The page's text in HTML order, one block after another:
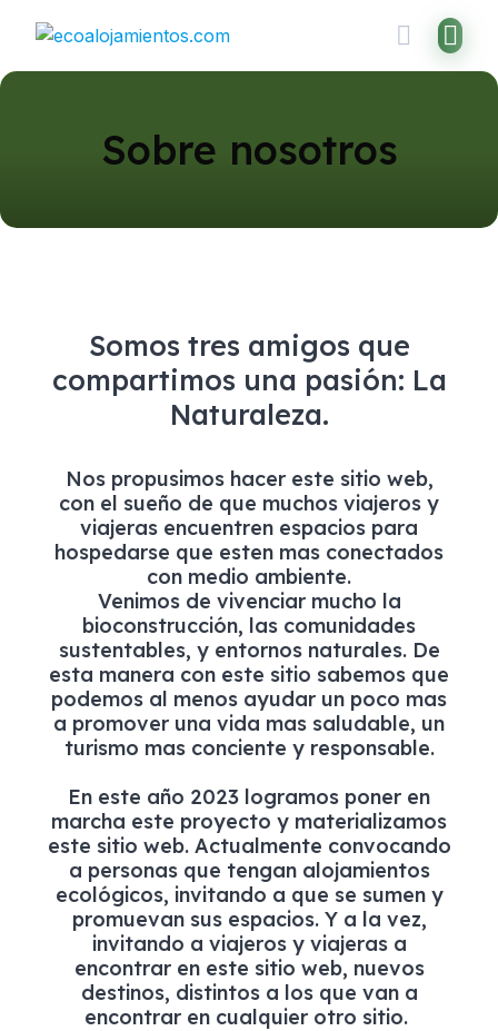
Sobre nosotros
Somos tres amigos que
compartimos una pasión: La
Naturaleza.
Nos propusimos hacer este sitio web,
con el sueño de que muchos viajeros y
viajeras encuentren espacios para
hospedarse que esten mas conectados
con medio ambiente.
Venimos de vivenciar mucho la
bioconstrucción, las comunidades
sustentables, y entornos naturales. De
esta manera con este sitio sabemos que
podemos al menos ayudar un poco mas
a promover una vida mas saludable, un
turismo mas conciente y responsable.
En este año 2023 logramos poner en
marcha este proyecto y materializamos
este sitio web. Actualmente convocando
a personas que tengan alojamientos
ecológicos, invitando a que se sumen y
promuevan sus espacios. Y a la vez,
invitando a viajeros y viajeras a
encontrar en este sitio web, nuevos
destinos, distintos a los que van a
encontrar en cualquier otro sitio.